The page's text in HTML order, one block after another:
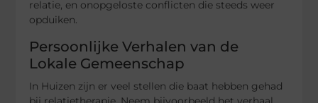
relatie, en onopgeloste conflicten die steeds weer
opduiken.
Persoonlijke Verhalen van de
Lokale Gemeenschap
In Huizen zijn er veel stellen die baat hebben gehad